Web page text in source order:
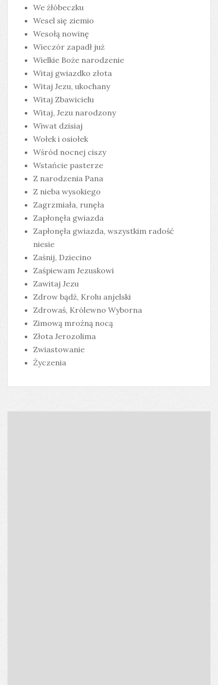
We żłóbeczku
Wesel się ziemio
Wesołą nowinę
Wieczór zapadł już
Wielkie Boże narodzenie
Witaj gwiazdko złota
Witaj Jezu, ukochany
Witaj Zbawicielu
Witaj, Jezu narodzony
Wiwat dzisiaj
Wołek i osiołek
Wśród nocnej ciszy
Wstańcie pasterze
Z narodzenia Pana
Z nieba wysokiego
Zagrzmiała, runęła
Zapłonęła gwiazda
Zapłonęła gwiazda, wszystkim radość
niesie
Zaśnij, Dziecino
Zaśpiewam Jezuskowi
Zawitaj Jezu
Zdrow bądź, Krolu anjelski
Zdrowaś, Królewno Wyborna
Zimową mroźną nocą
Złota Jerozolima
Zwiastowanie
Życzenia